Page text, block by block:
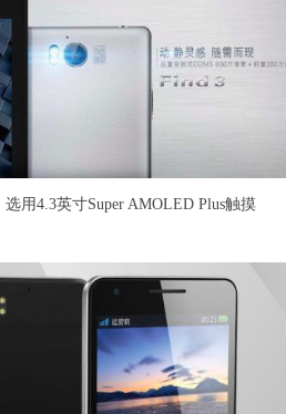
选用4.3英寸Super AMOLED Plus触摸